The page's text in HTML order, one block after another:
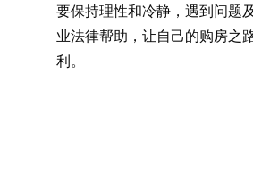
要保持理性和冷静，遇到问题
业法律帮助，让自己的购房之
利。